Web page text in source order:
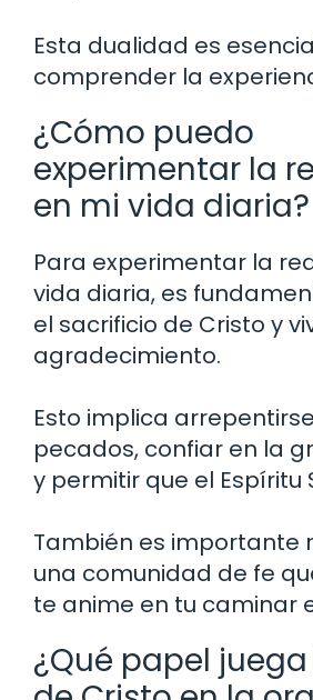
Esta dualidad es
comprender la
¿Cómo puedo
experimentar la
en mi vida diaria?
Para experimentar la
vida diaria, es
el sacrificio de Cristo y
agradecimiento.
Esto implica
pecados, confiar en la
y permitir que el Espíritu
También es importante
una comunidad de fe
te anime en tu caminar
¿Qué papel